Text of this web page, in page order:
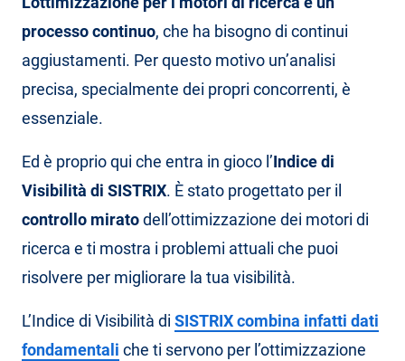
processo continuo, che ha bisogno di continui
aggiustamenti. Per questo motivo un’analisi
precisa, specialmente dei propri concorrenti, è
essenziale.
Ed è proprio qui che entra in gioco l’Indice di
Visibilità di SISTRIX. È stato progettato per il
controllo miratodell’ottimizzazione dei motori di
ricerca e ti mostra i problemi attuali che puoi
risolvere per migliorare la tua visibilità.
L’Indice di Visibilità di SISTRIX combina infatti dati
fondamentali che ti servono per l’ottimizzazione